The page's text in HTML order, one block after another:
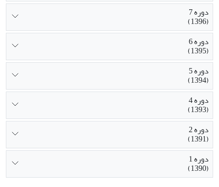
دوره 7
(1396)
دوره 6
(1395)
دوره 5
(1394)
دوره 4
(1393)
دوره 2
(1391)
دوره 1
(1390)